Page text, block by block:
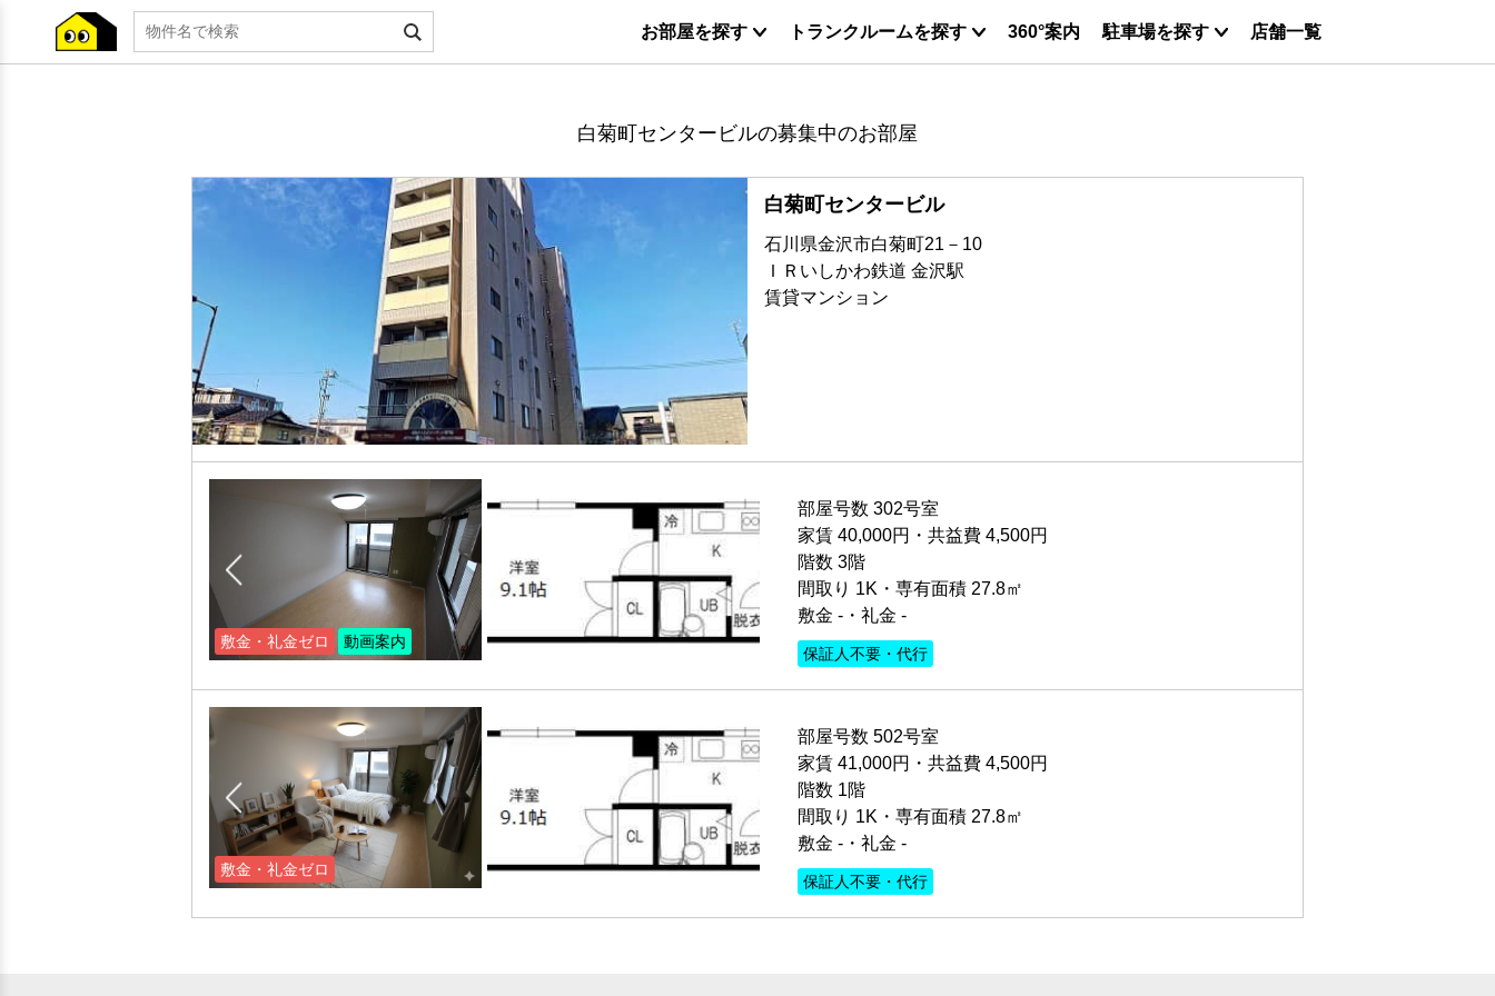
お部屋を探す トランクルームを探す 360°案内 駐車場を探す 店舗一覧
白菊町センタービルの募集中のお部屋
白菊町センタービル
石川県金沢市白菊町21－10
ＩＲいしかわ鉄道 金沢駅
賃貸マンション
敷金・礼金ゼロ 動画案内
部屋号数 302号室
家賃 40,000円・共益費 4,500円
階数 3階
間取り 1K・専有面積 27.8㎡
敷金 -・礼金 -
保証人不要・代行
敷金・礼金ゼロ
部屋号数 502号室
家賃 41,000円・共益費 4,500円
階数 1階
間取り 1K・専有面積 27.8㎡
敷金 -・礼金 -
保証人不要・代行